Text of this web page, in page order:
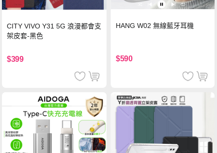
CITY VIVO Y31 5G 浪漫都會支
架皮套-黑色
$399
HANG W02 無線藍牙耳機
$590